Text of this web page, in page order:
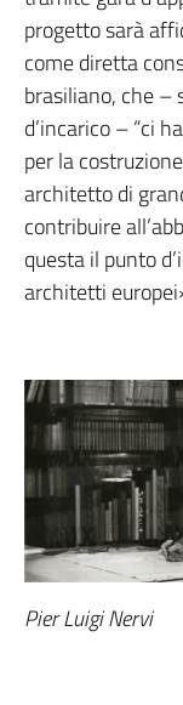
progetto sarà
come diretta
brasiliano, che
d’incarico – “ci
per la
architetto di
contribuire
questa il punto
architetti
Pier Luigi Nervi